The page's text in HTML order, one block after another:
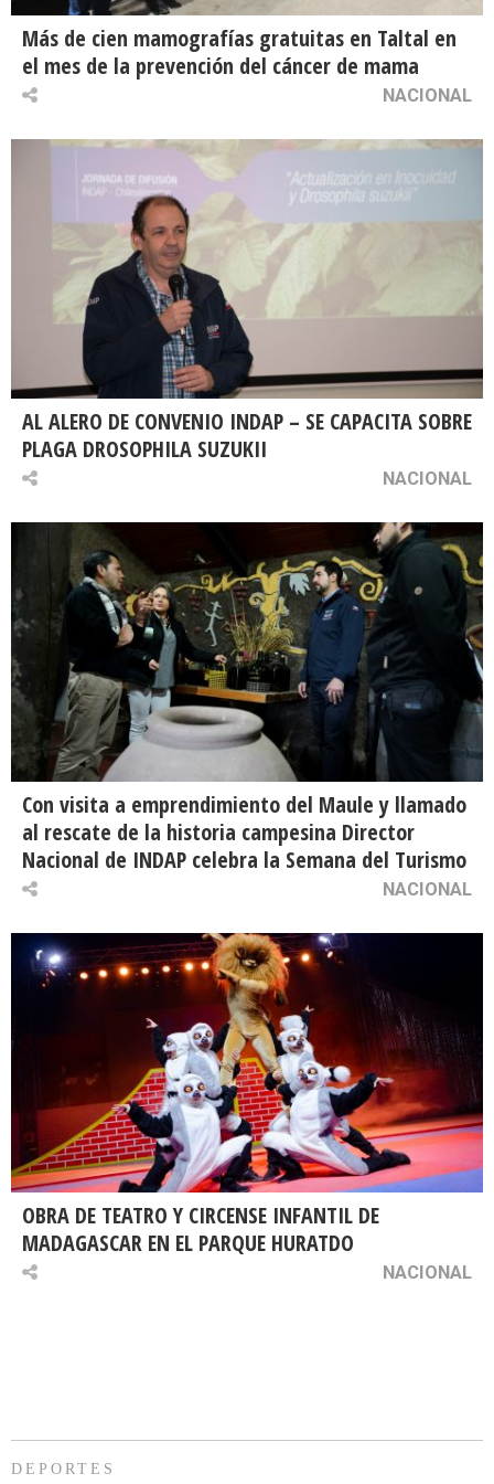
Más de cien mamografías gratuitas en Taltal en
el mes de la prevención del cáncer de mama
NACIONAL
AL ALERO DE CONVENIO INDAP – SE CAPACITA SOBRE
PLAGA DROSOPHILA SUZUKII
NACIONAL
Con visita a emprendimiento del Maule y llamado
al rescate de la historia campesina Director
Nacional de INDAP celebra la Semana del Turismo
NACIONAL
OBRA DE TEATRO Y CIRCENSE INFANTIL DE
MADAGASCAR EN EL PARQUE HURATDO
NACIONAL
DEPORTES